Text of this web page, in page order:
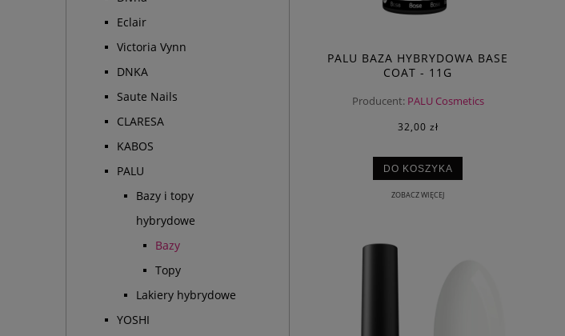
Eclair
Victoria Vynn
DNKA
Saute Nails
CLARESA
KABOS
PALU
Bazy i topy
hybrydowe
Bazy
Topy
Lakiery hybrydowe
YOSHI
PALU BAZA HYBRYDOWA BASE
COAT - 11G
Producent: PALU Cosmetics
32,00 zł
DO KOSZYKA
ZOBACZ WIĘCEJ